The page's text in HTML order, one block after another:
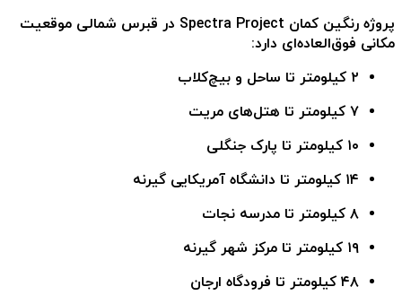
پروژه رنگین کمان Spectra Project در قبرس شمالی
موقعیت
مکانی فوق‌العاده‌ای دارد:
۲ کیلومتر تا ساحل و بیچ‌کلاب
۷ کیلومتر تا هتل‌های مریت
۱۰ کیلومتر تا پارک جنگلی
۱۴ کیلومتر تا دانشگاه آمریکایی گیرنه
۸ کیلومتر تا مدرسه نجات
۱۹ کیلومتر تا مرکز شهر گیرنه
۴۸ کیلومتر تا فرودگاه ارجان